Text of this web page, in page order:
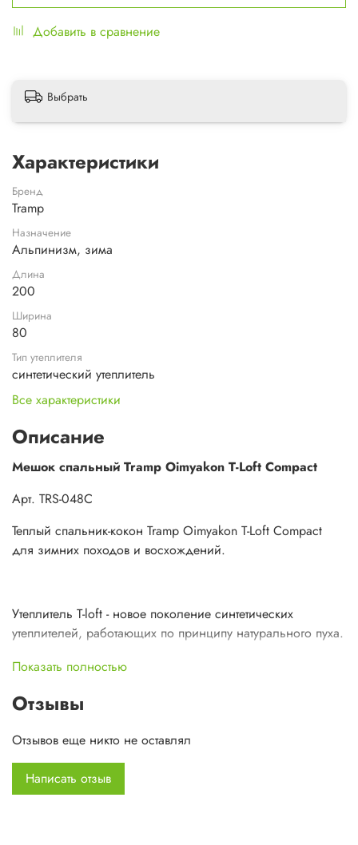
Добавить в сравнение
Выбрать
Характеристики
Бренд
Tramp
Назначение
Альпинизм, зима
Длина
200
Ширина
80
Тип утеплителя
синтетический утеплитель
Все характеристики
Описание
Мешок спальный Tramp Oimyakon T-Loft Compact
Арт. TRS-048С
Теплый спальник-кокон Tramp Oimyakon T-Loft Compact
для зимних походов и восхождений.
Утеплитель T-loft - новое поколение синтетических
утеплителей, работающих по принципу натурального пуха.
Супертонкие нити двух разных конфигураций,
полимером и соединенные случайным образом.
материала к свойствам натурально пуха.
Хорошо восстанавливается после сжатия.
Гипоаллергенный. Сохраняет тепло даже в намокшем
Показать полностью
Отзывы
Отзывов еще никто не оставлял
Написать отзыв